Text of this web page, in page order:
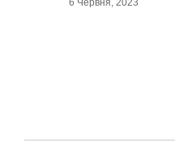
6 Червня, 2023